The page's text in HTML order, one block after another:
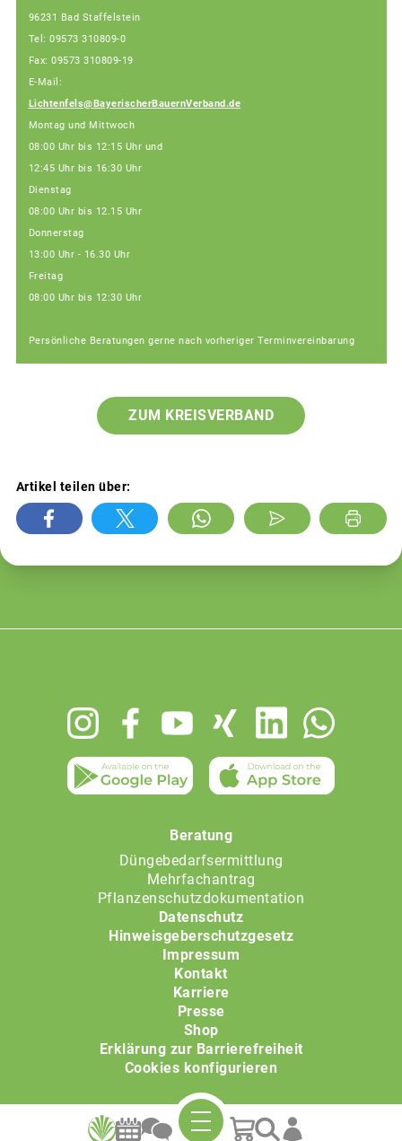
96231 Bad Staffelstein
Tel: 09573 310809-0
Fax: 09573 310809-19
E-Mail:
Lichtenfels@BayerischerBauernVerband.de
Montag und Mittwoch
08:00 Uhr bis 12:15 Uhr und
12:45 Uhr bis 16:30 Uhr
Dienstag
08:00 Uhr bis 12.15 Uhr
Donnerstag
13:00 Uhr - 16.30 Uhr
Freitag
08:00 Uhr bis 12:30 Uhr
Persönliche Beratungen gerne nach vorheriger Terminvereinbarung
ZUM KREISVERBAND
Artikel teilen über:
Beratung
Düngebedarfsermittlung
Mehrfachantrag
Pflanzenschutzdokumentation
Datenschutz
Hinweisgeberschutzgesetz
Impressum
Kontakt
Karriere
Presse
Shop
Erklärung zur Barrierefreiheit
Cookies konfigurieren